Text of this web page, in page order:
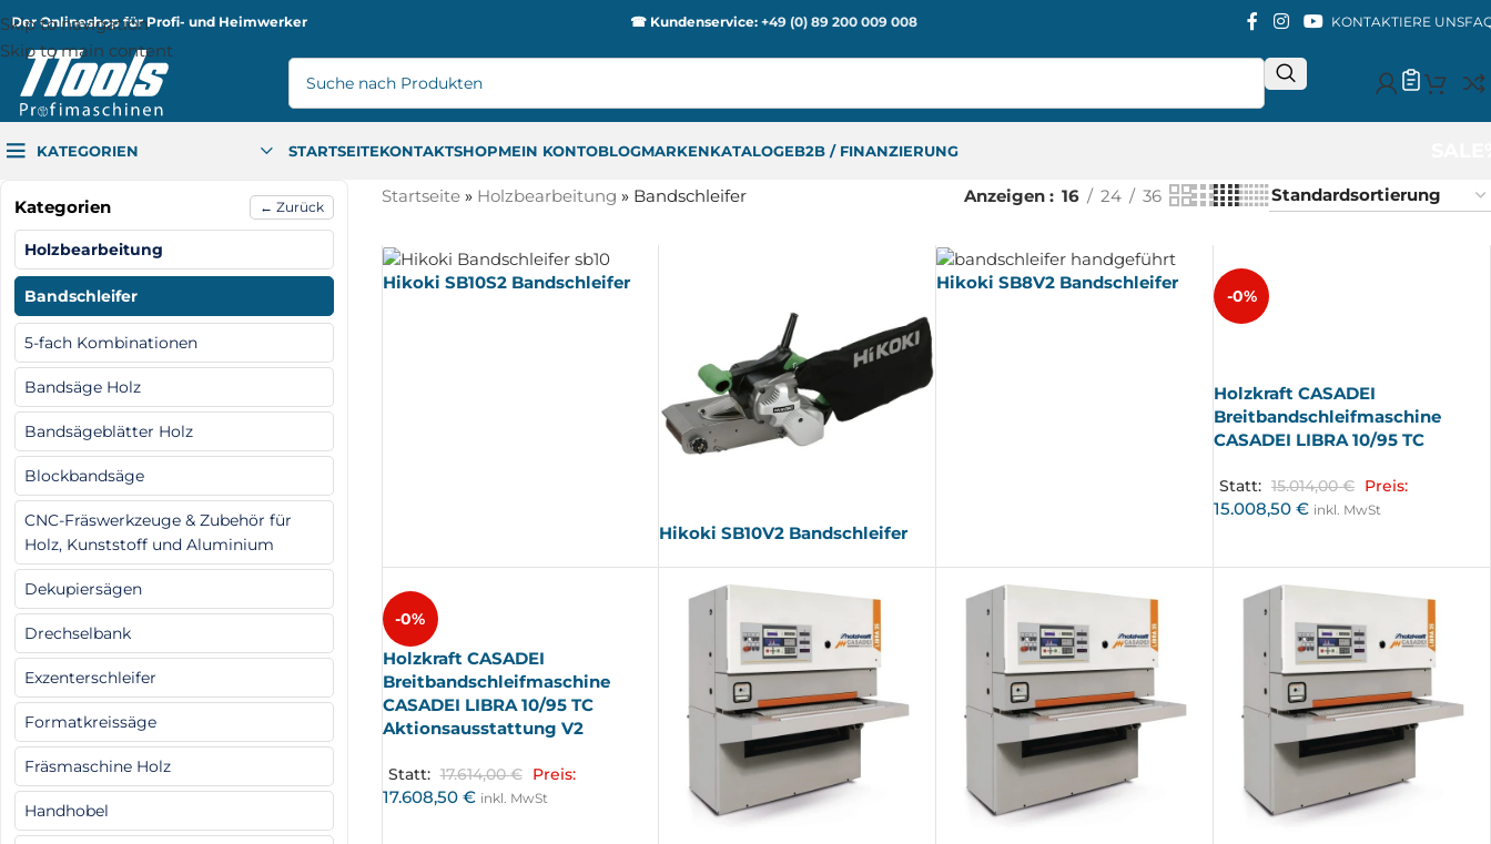
Skip to navigation
Skip to main content
Der Onlineshop für Profi- und Heimwerker ☎ Kundenservice: +49 (0) 89 200 009 008 KONTAKTIERE UNS
KATEGORIEN STARTSEITEKONTAKTSHOPMEIN KONTOBLOGMARKENKATALOGEB2B / FINANZIERUNG
Kategorien ← Zurück
Holzbearbeitung
Bandschleifer
5-fach Kombinationen
Bandsäge Holz
Bandsägeblätter Holz
Blockbandsäge
CNC-Fräswerkzeuge & Zubehör für
Holz, Kunststoff und Aluminium
Dekupiersägen
Drechselbank
Exzenterschleifer
Formatkreissäge
Fräsmaschine Holz
Handhobel
Startseite» Holzbearbeitung » Bandschleifer Anzeigen 16 24 36
Hikoki SB10S2 Bandschleifer
Hikoki SB10V2 Bandschleifer
Hikoki SB8V2 Bandschleifer
-0%
Holzkraft CASADEI
Breitbandschleifmaschine
CASADEI LIBRA 10/95 TC
Statt: 15.014,00€ Preis:
15.008,50€ inkl. MwSt
-0%
Holzkraft CASADEI
Breitbandschleifmaschine
CASADEI LIBRA 10/95 TC
Aktionsausstattung V2
Statt: 17.614,00€ Preis:
17.608,50 € inkl. MwSt